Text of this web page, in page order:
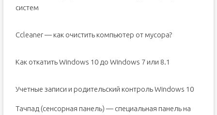
систем
Ccleaner — как очистить компьютер от мусора?
Как откатить Windows 10 до Windows 7 или 8.1
Учетные записи и родительский контроль Windows 10
Тачпад (сенсорная панель) — специальная панель на